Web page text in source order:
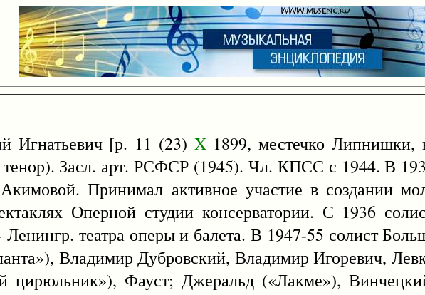
[р. 11 (23) X1899, местечко
тенор). Засл. арт. РСФСР (1945). Чл. КПСС с 1944. В
Принимал активное участие в создании
Оперной студии консерватории. С 1936
Ленингр. театра оперы и балета. В 1947-55 солист
Владимир Дубровский, Владимир Игоревич,
цирюльник»), Фауст; Джеральд («Лакме»),